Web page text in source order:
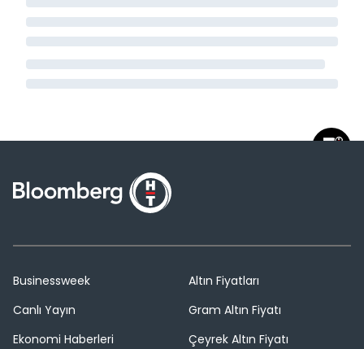
Businessweek
Canlı Yayın
Ekonomi Haberleri
Altın Fiyatları
Gram Altın Fiyatı
Çeyrek Altın Fiyatı